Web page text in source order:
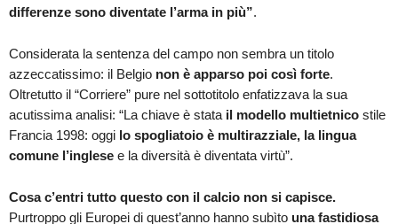
differenze sono diventate l’arma in più”.
Considerata la sentenza del campo non sembra un titolo
azzeccatissimo: il Belgio non è apparso poi così forte.
Oltretutto il “Corriere” pure nel sottotitolo enfatizzava la sua
acutissima analisi: “La chiave è stata il modello multietnico stile
Francia 1998: oggi lo spogliatoio è multirazziale, la lingua
comune l’inglese e la diversità è diventata virtù”.
Cosa c’entri tutto questo con il calcio non si capisce.
Purtroppo gli Europei di quest’anno hanno subìto una fastidiosa